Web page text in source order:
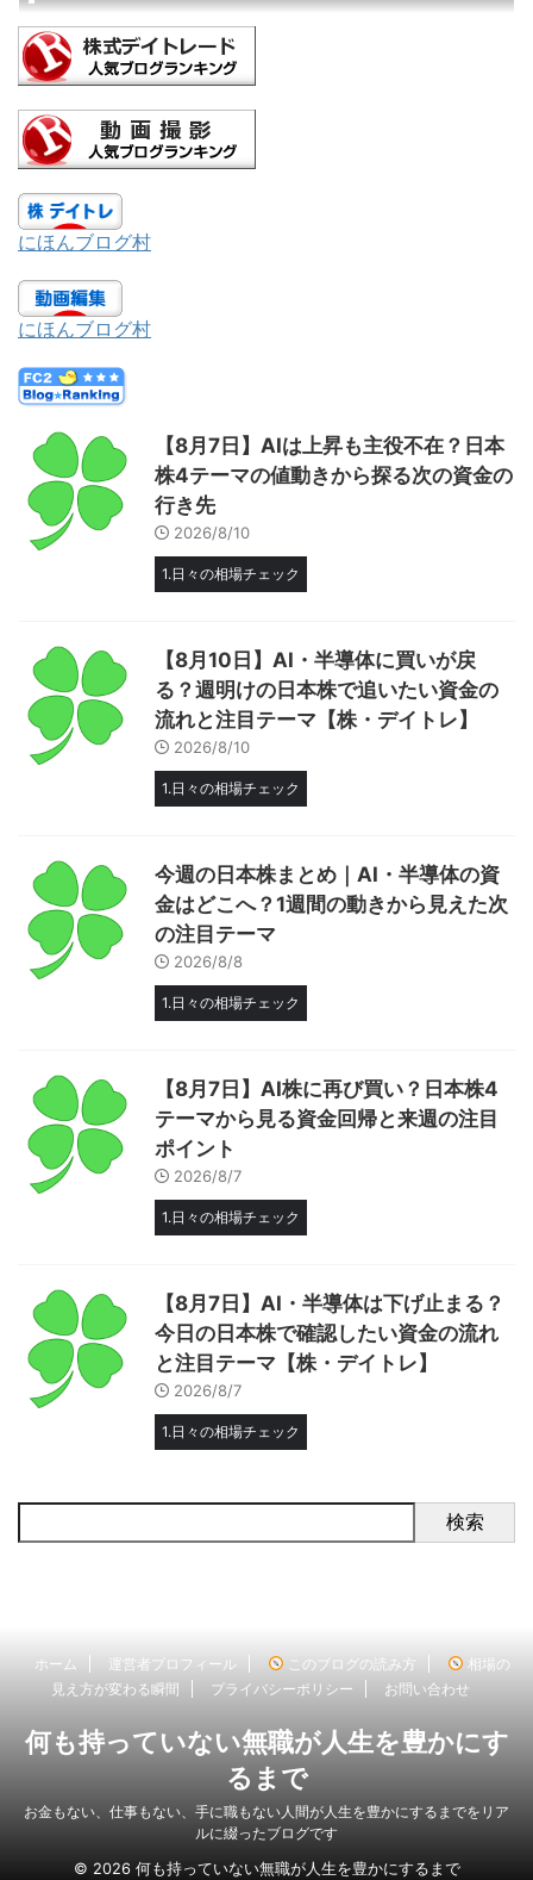
にほんブログ村
にほんブログ村
【8月7日】AIは上昇も主役不在？日本
株4テーマの値動きから探る次の資金の
行き先
2026/8/10
1.日々の相場チェック
【8月10日】AI・半導体に買いが戻
る？週明けの日本株で追いたい資金の
流れと注目テーマ【株・デイトレ】
2026/8/10
1.日々の相場チェック
今週の日本株まとめ｜AI・半導体の資
金はどこへ？1週間の動きから見えた次
の注目テーマ
2026/8/8
1.日々の相場チェック
【8月7日】AI株に再び買い？日本株4
テーマから見る資金回帰と来週の注目
ポイント
2026/8/7
1.日々の相場チェック
【8月7日】AI・半導体は下げ止まる？
今日の日本株で確認したい資金の流れ
と注目テーマ【株・デイトレ】
2026/8/7
1.日々の相場チェック
検索
ホーム 運営者プロフィール このブログの読み方
相場の
見え方が変わる瞬間
プライバシーポリシー お問い合わせ
何も持っていない無職が人生を豊かにす
るまで
お金もない、仕事もない、手に職もない人間が人生を豊かにするまでをリア
ルに綴ったブログです
© 2026 何も持っていない無職が人生を豊かにするまで